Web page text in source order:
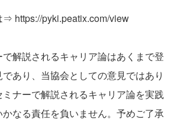
⇒ https://pyki.peatix.com/view
解説されるキャリア論はあくまで登
あり、当協会としての意見ではあり
ナーで解説されるキャリア論を実践
なる責任を負いません。予めご了承